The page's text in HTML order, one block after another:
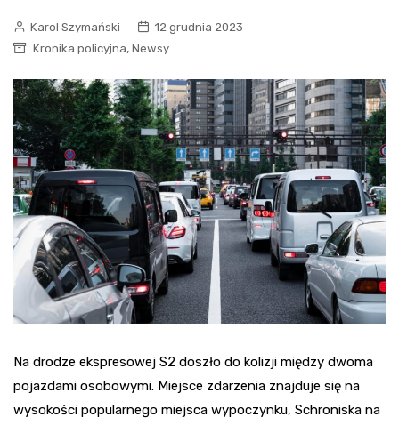
Karol Szymański
12 grudnia 2023
Kronika policyjna, Newsy
Na drodze ekspresowej S2 doszło do kolizji między dwoma
pojazdami osobowymi. Miejsce zdarzenia znajduje się na
wysokości popularnego miejsca wypoczynku, Schroniska na